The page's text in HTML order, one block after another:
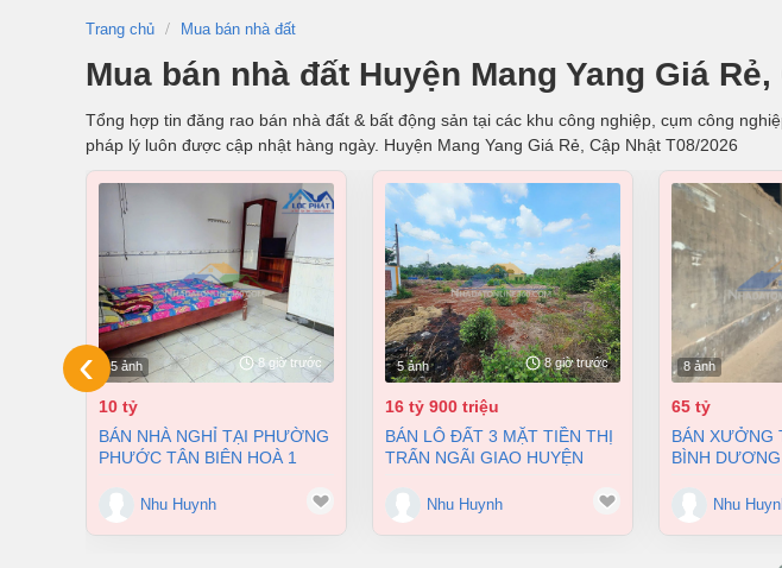
Trang chủ Mua bán nhà đất
Mua bán nhà đất Huyện Mang Yang Giá
Tổng hợp tin đăng rao bán nhà đất & bất động sản tại các khu công nghiệp, cụm công
pháp lý luôn được cập nhật hàng ngày. Huyện Mang Yang Giá Rẻ, Cập Nhật T08/2026
5 ảnh 8 giờ trước
10 tỷ
BÁN NHÀ NGHỈ TẠI PHƯỜNG
PHƯỚC TÂN BIÊN HOÀ 1
10 TỶNhu Huynh
5 ảnh 8 giờ trước
16 tỷ 900 triệu
BÁN LÔ ĐẤT 3 MẶT TIỀN THỊ
TRẤN NGÃI GIAO HUYỆN
TÀU GIÁ 16 TỶ 9
Nhu Huynh
8 ảnh
65 tỷ
BÁN XƯỞNG TẠI DẦU TIẾNG
BÌNH
TRIỆU/Nhu
‹